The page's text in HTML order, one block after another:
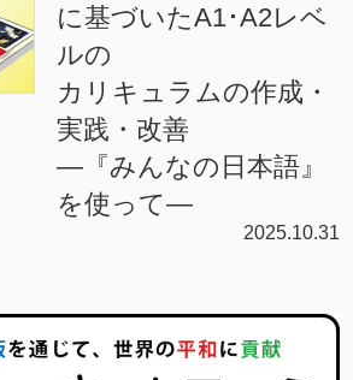
に基づいたA1･A2レベ
ルの
カリキュラムの作成・
実践・改善
―『みんなの日本語』
を使って―
2025.10.31